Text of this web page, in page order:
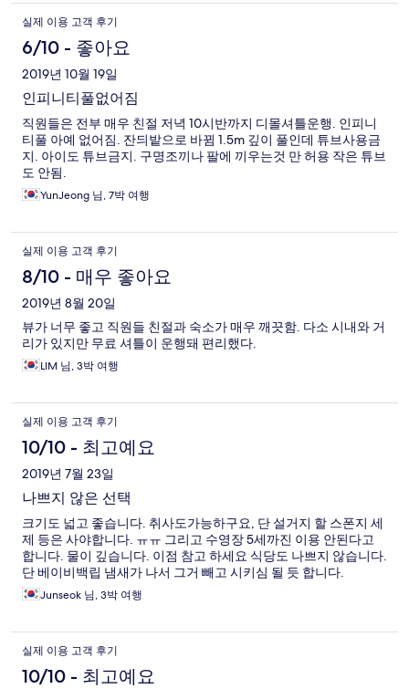
만 셔틀은 원할때마다 이용할수있었고 메인로드 원하는곳에 내릴
수 있습니다 다만 두개였던 수영장중 제가 좋아하던 수영장이 폐
쇄되었고 조식부페가 없다는 점이 가장 단점이네요 참고로 1개의
수영장은 1.5미터 해수풀이고 큰 튜브는 사용불가입니다 어깨튜브
랑 물안경가져가서 다행히 재밌게놀았습니다 비치쪽 큰 리조트들
과 비교하면 편의성이 떨어지는건 사실이지만 전 다음에도 링가나
이에 방문할것입니다 가족여행이었는데 어머니는 이번여행에서
링가나이 리조트에서 숙박이 가장 즐거웠다고 하시네요
실제 이용 고객 후기
6/10 - 좋아요
2019년 10월 19일
인피니티풀없어짐
직원들은 전부 매우 친절 저녁 10시반까지 디몰셔틀운행. 인피니
티풀 아예 없어짐. 잔듸밭으로 바뀜 1.5m 깊이 풀인데 튜브사용금
지. 아이도 튜브금지. 구명조끼나 팔에 끼우는것 만 허용 작은 튜브
도 안됨.
YunJeong 님, 7박 여행
실제 이용 고객 후기
8/10 - 매우 좋아요
2019년 8월 20일
뷰가 너무 좋고 직원들 친절과 숙소가 매우 깨끗함. 다소 시내와 거
리가 있지만 무료 셔틀이 운행돼 편리했다.
LIM 님, 3박 여행
실제 이용 고객 후기
10/10 - 최고예요
2019년 7월 23일
나쁘지 않은 선택
크기도 넓고 좋습니다. 취사도가능하구요, 단 설거지 할 스폰지 세
제 등은 사야합니다. ㅠㅠ 그리고 수영장 5세까진 이용 안된다고
합니다. 물이 깊습니다. 이점 참고 하세요 식당도 나쁘지 않습니다.
단 베이비백립 냄새가 나서 그거 빼고 시키심 될 듯 합니다.
Junseok 님, 3박 여행
실제 이용 고객 후기
10/10 - 최고예요